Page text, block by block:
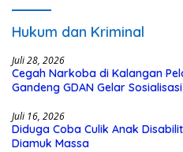
Hukum dan Kriminal
Juli 28, 2026
Cegah Narkoba di Kalangan
Gandeng GDAN Gelar
Juli 16, 2026
Diduga Coba Culik Anak
Diamuk Massa